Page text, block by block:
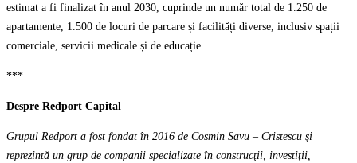
estimat a fi finalizat în anul 2030, cuprinde un număr total de 1.250 de
apartamente, 1.500 de locuri de parcare și facilități diverse, inclusiv spații
comerciale, servicii medicale și de educație.
***
Despre Redport Capital
Grupul Redport a fost fondat în 2016 de Cosmin Savu – Cristescu şi
reprezintă un grup de companii specializate în construcţii, investiţii,